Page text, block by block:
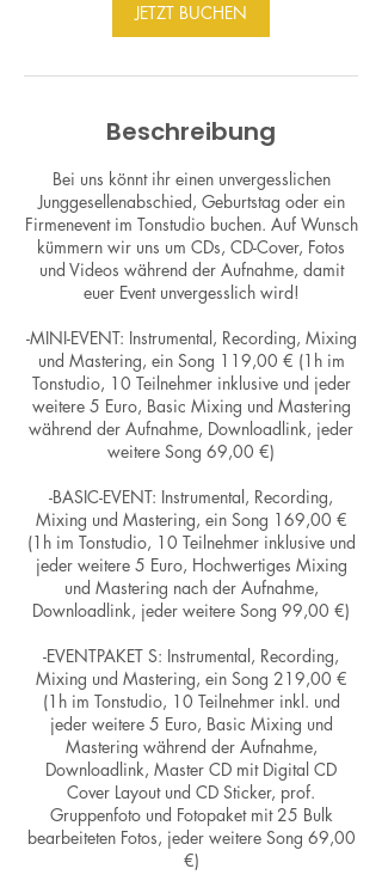
JETZT BUCHEN
Beschreibung
Bei uns könnt ihr einen unvergesslichen
Junggesellenabschied, Geburtstag oder ein
Firmenevent im Tonstudio buchen. Auf Wunsch
kümmern wir uns um CDs, CD-Cover, Fotos
und Videos während der Aufnahme, damit
euer Event unvergesslich wird!
-MINI-EVENT: Instrumental, Recording, Mixing
und Mastering, ein Song 119,00 € (1h im
Tonstudio, 10 Teilnehmer inklusive und jeder
weitere 5 Euro, Basic Mixing und Mastering
während der Aufnahme, Downloadlink, jeder
weitere Song 69,00 €)
-BASIC-EVENT: Instrumental, Recording,
Mixing und Mastering, ein Song 169,00 €
(1h im Tonstudio, 10 Teilnehmer inklusive und
jeder weitere 5 Euro, Hochwertiges Mixing
und Mastering nach der Aufnahme,
Downloadlink, jeder weitere Song 99,00 €)
-EVENTPAKET S: Instrumental, Recording,
Mixing und Mastering, ein Song 219,00 €
(1h im Tonstudio, 10 Teilnehmer inkl. und
jeder weitere 5 Euro, Basic Mixing und
Mastering während der Aufnahme,
Downloadlink, Master CD mit Digital CD
Cover Layout und CD Sticker, prof.
Gruppenfoto und Fotopaket mit 25 Bulk
bearbeiteten Fotos, jeder weitere Song 69,00
€)